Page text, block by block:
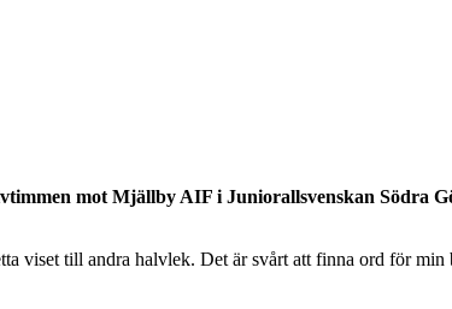
mot Mjällby AIF i Juniorallsvenskan Södra
viset till andra halvlek. Det är svårt att finna ord för